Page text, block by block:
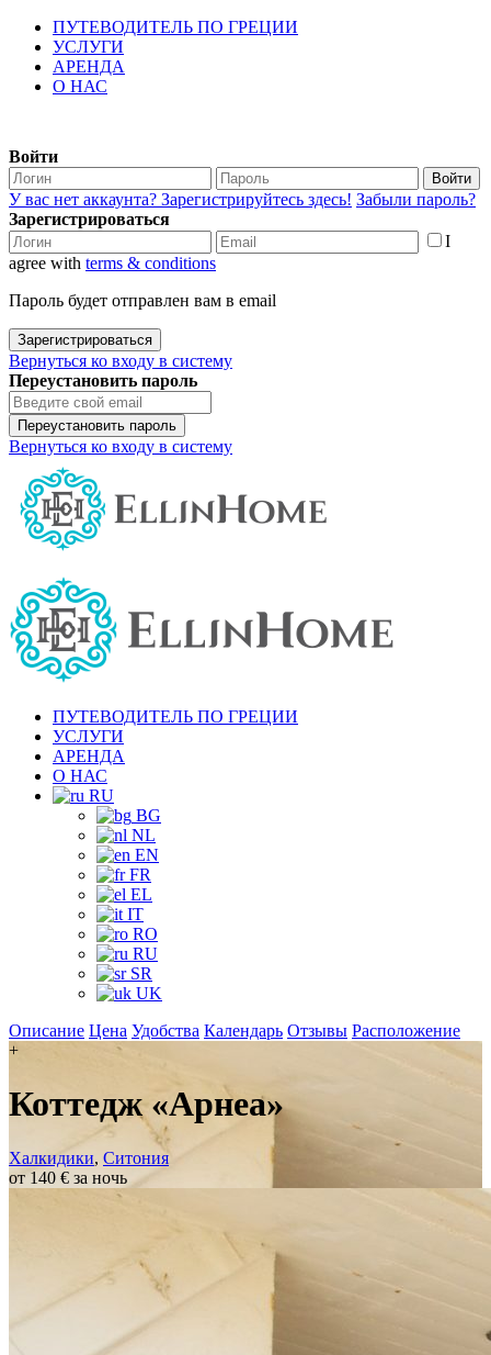
ПУТЕВОДИТЕЛЬ ПО ГРЕЦИИ
УСЛУГИ
АРЕНДА
О НАС
Войти
Войти
У вас нет аккаунта? Зарегистрируйтесь здесь! Забыли пароль?
Зарегистрироваться
I
agree with terms & conditions
Пароль будет отправлен вам в email
Зарегистрироваться
Вернуться ко входу в систему
Переустановить пароль
Переустановить пароль
Вернуться ко входу в систему
ПУТЕВОДИТЕЛЬ ПО ГРЕЦИИ
УСЛУГИ
АРЕНДА
О НАС
RU
BG
NL
EN
FR
EL
IT
RO
RU
SR
UK
Описание Цена Удобства Календарь Отзывы Расположение
+
Коттедж «Арнеа»
Халкидики, Ситония
от 140 € за ночь